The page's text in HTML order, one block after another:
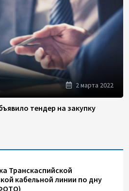
2 марта 2022
тендер на закупку
Транскаспийской
кабельной линии по дну